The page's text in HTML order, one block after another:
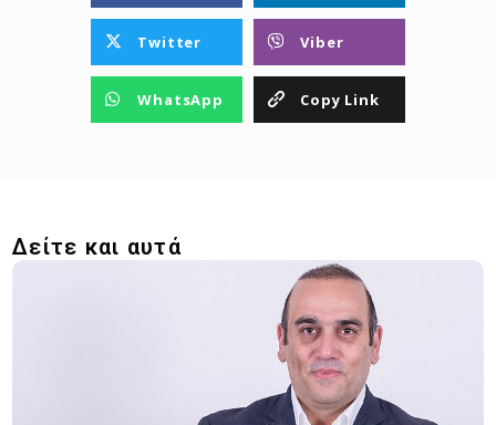
Twitter Viber
WhatsApp Copy Link
Δείτε και αυτά